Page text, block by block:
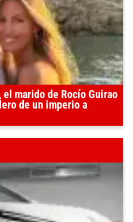
marido de Rocío Guirao
de un imperio a